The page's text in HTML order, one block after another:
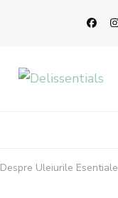
Despre Uleiurile Esentiale